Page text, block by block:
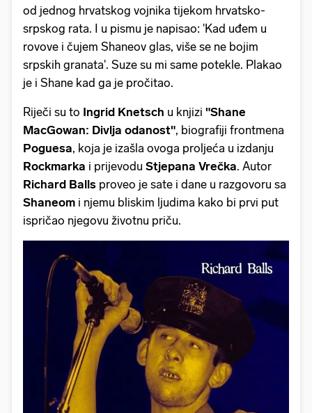
od jednog hrvatskog vojnika tijekom hrvatsko-
srpskog rata. I u pismu je napisao: 'Kad uđem u
rovove i čujem Shaneov glas, više se ne bojim
srpskih granata'. Suze su mi same potekle. Plakao
je i Shane kad ga je pročitao.
Riječi su to Ingrid Knetsch u knjizi "Shane
MacGowan: Divlja odanost", biografiji frontmena
Poguesa, koja je izašla ovoga proljeća u izdanju
Rockmarka i prijevodu Stjepana Vrečka. Autor
Richard Balls proveo je sate i dane u razgovoru sa
Shaneom i njemu bliskim ljudima kako bi prvi put
ispričao njegovu životnu priču.